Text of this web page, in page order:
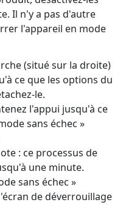
Il n'y a pas d'autre
l'appareil en mode
(situé sur la droite)
ce que les options du
le.
l'appui jusqu'à ce
sans échec »
: ce processus de
une minute.
sans échec »
de déverrouillage